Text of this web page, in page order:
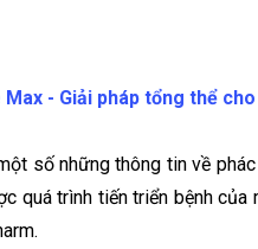
- Giải pháp tổng thể
số những thông tin về
quá trình tiến triển bệnh